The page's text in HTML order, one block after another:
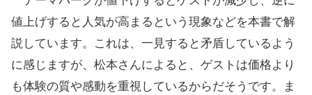
値上げすると人気が高まるという現象などを本書で解
説しています。これは、一見すると矛盾しているよう
に感じますが、松本さんによると、ゲストは価格より
も体験の質や感動を重視しているからだそうです。ま